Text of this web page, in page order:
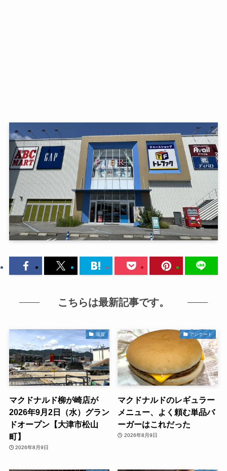
こちらは最新記事です。
滋賀
マクドナルド柳が崎店が
2026年9月2日（水）グラン
ドオープン【大津市松山
町】
2026年8月9日
アンケート
マクドナルドのレギュラー
メニュー、よく頼む単品バ
ーガーはこれだった
2026年8月9日